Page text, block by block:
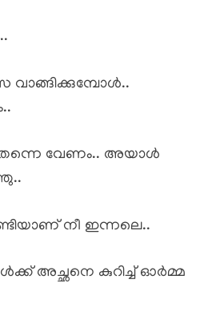
വേണം.. അയാൾ
നീ ഇന്നലെ..
അച്ഛനെ കുറിച്ച് ഓർമ്മ